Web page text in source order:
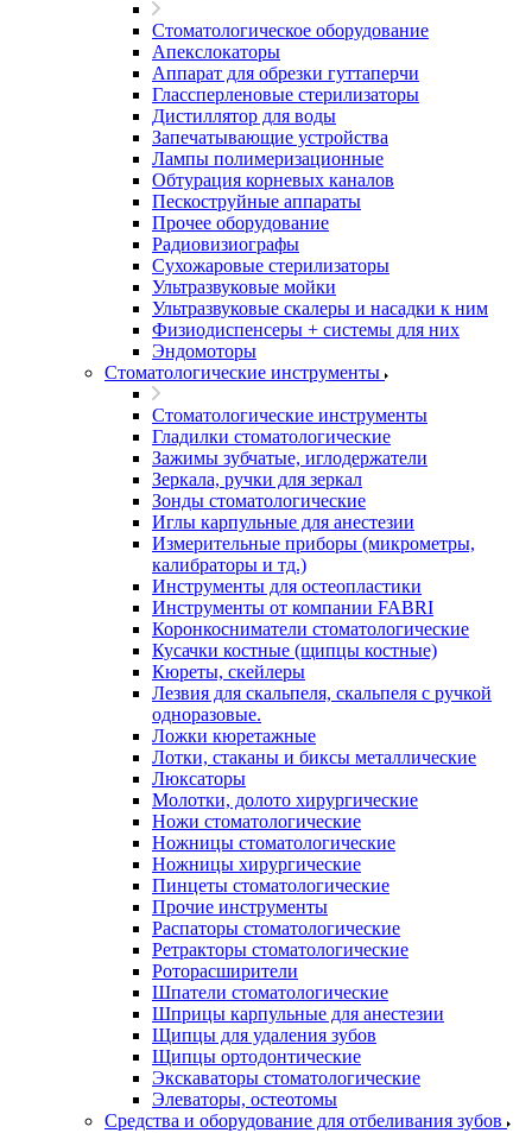
Стоматологическое оборудование
Апекслокаторы
Аппарат для обрезки гуттаперчи
Глассперленовые стерилизаторы
Дистиллятор для воды
Запечатывающие устройства
Лампы полимеризационные
Обтурация корневых каналов
Пескоструйные аппараты
Прочее оборудование
Радиовизиографы
Сухожаровые стерилизаторы
Ультразвуковые мойки
Ультразвуковые скалеры и насадки к ним
Физиодиспенсеры + системы для них
Эндомоторы
Стоматологические инструменты
Стоматологические инструменты
Гладилки стоматологические
Зажимы зубчатые, иглодержатели
Зеркала, ручки для зеркал
Зонды стоматологические
Иглы карпульные для анестезии
Измерительные приборы (микрометры,
калибраторы и тд.)
Инструменты для остеопластики
Инструменты от компании FABRI
Коронкосниматели стоматологические
Кусачки костные (щипцы костные)
Кюреты, скейлеры
Лезвия для скальпеля, скальпеля с ручкой
одноразовые.
Ложки кюретажные
Лотки, стаканы и биксы металлические
Люксаторы
Молотки, долото хирургические
Ножи стоматологические
Ножницы стоматологические
Ножницы хирургические
Пинцеты стоматологические
Прочие инструменты
Распаторы стоматологические
Ретракторы стоматологические
Роторасширители
Шпатели стоматологические
Шприцы карпульные для анестезии
Щипцы для удаления зубов
Щипцы ортодонтические
Экскаваторы стоматологические
Элеваторы, остеотомы
Средства и оборудование для отбеливания зубов